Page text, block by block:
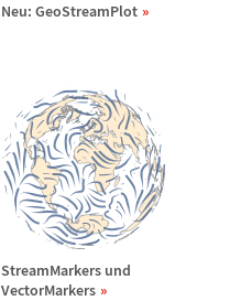
Neu: GeoStreamPlot
StreamMarkers und
VectorMarkers